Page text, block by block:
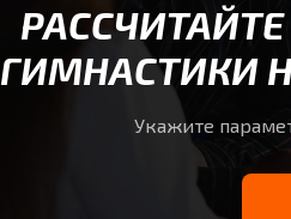
ГИМНАСТИКИ
Укажите